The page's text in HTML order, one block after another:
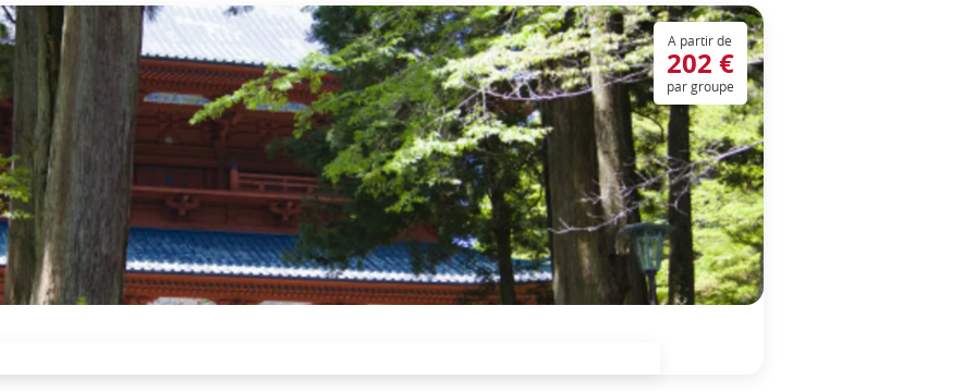
A partir de
202 €
par groupe